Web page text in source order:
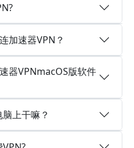
加速器VPN？
器VPNmacOS版软件
上干嘛？